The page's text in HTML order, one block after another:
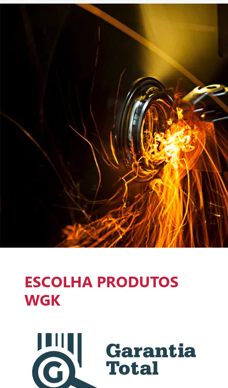
ESCOLHA PRODUTOS
WGK